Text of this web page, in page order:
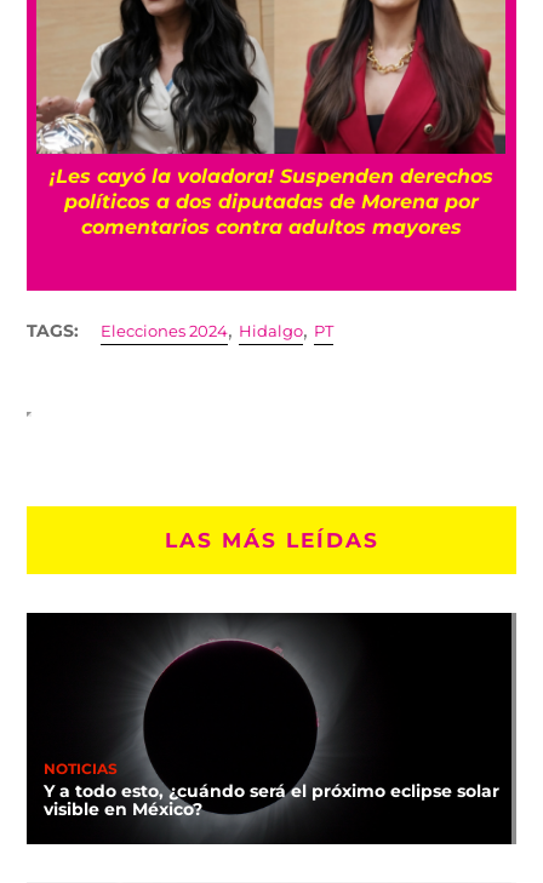
¡Les cayó la voladora! Suspenden derechos
políticos a dos diputadas de Morena por
comentarios contra adultos mayores
TAGS: Elecciones 2024, Hidalgo, PT
LAS MÁS LEÍDAS
NOTICIAS
Y a todo esto, ¿cuándo será el próximo eclipse solar
visible en México?